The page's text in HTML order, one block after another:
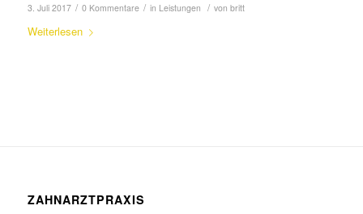
3. Juli 2017 / 0 Kommentare / in Leistungen / von britt
Weiterlesen
ZAHNARZTPRAXIS